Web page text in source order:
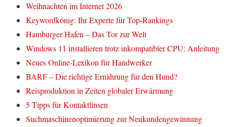
Weihnachten im Internet 2026
Keywordkönig: Ihr Experte für Top-Rankings
Hamburger Hafen – Das Tor zur Welt
Windows 11 installieren trotz inkompatibler CPU: Anleitung
Neues Online-Lexikon für Handwerker
BARF – Die richtige Ernährung für den Hund?
Reisproduktion in Zeiten globaler Erwärmung
5 Tipps für Kontaktlinsen
Suchmaschinenoptimierung zur Neukundengewinnung